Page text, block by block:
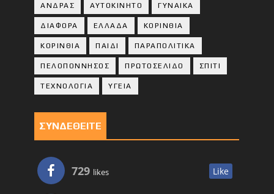
ΑΝΔΡΑΣ ΑΥΤΟΚΙΝΗΤΟ ΓΥΝΑΙΚΑ
ΔΙΑΦΟΡΑ ΕΛΛΑΔΑ ΚΟΡΙΝΘΙΑ
ΚΟΡΙΝΘΙA ΠΑΙΔΙ ΠΑΡΑΠΟΛΙΤΙΚΑ
ΠΕΛΟΠΟΝΝΗΣΟΣ ΠΡΩΤΟΣΕΛΙΔΟ ΣΠΙΤΙ
ΤΕΧΝΟΛΟΓΙΑ ΥΓΕΙΑ
ΣΥΝΔΕΘΕΙΤΕ
729 likes Like